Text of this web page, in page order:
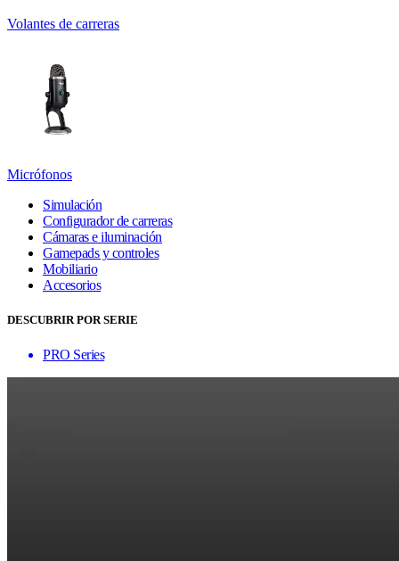
Volantes de carreras
Micrófonos
Simulación
Configurador de carreras
Cámaras e iluminación
Gamepads y controles
Mobiliario
Accesorios
DESCUBRIR POR SERIE
PRO Series